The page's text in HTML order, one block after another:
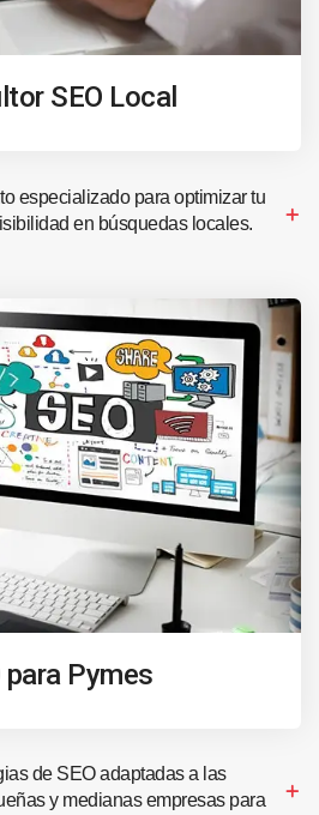
SEO Local
especializado para optimizar tu
en búsquedas locales.
para Pymes
de SEO adaptadas a las
y medianas empresas para